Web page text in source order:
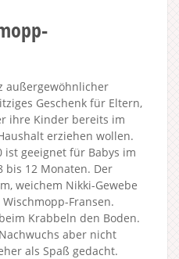
außergewöhnlicher
Geschenk für Eltern,
ihre Kinder bereits im
erziehen wollen.
ist geeignet für Babys im
bis 12 Monaten. Der
weichem Nikki-Gewebe
Fransen.
Krabbeln den Boden.
aber nicht
als Spaß gedacht.